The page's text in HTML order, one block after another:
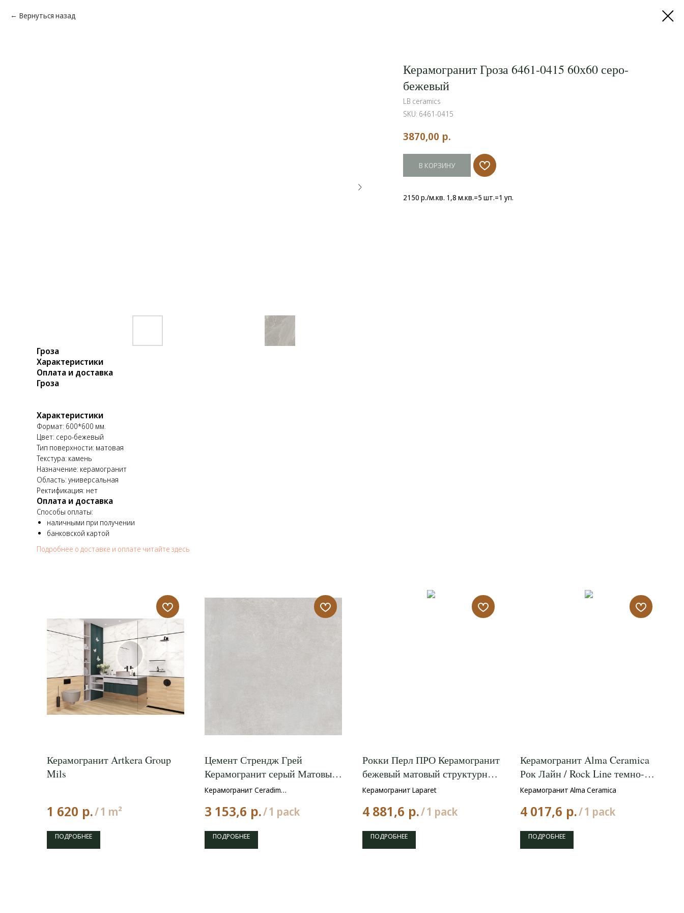
Вернуться назад
Керамогранит Гроза 6461-0415 60х60 серо-
бежевый
LB ceramics
SKU: 6461-0415
3870,00 р.
В КОРЗИНУ
2150 р./м.кв. 1,8 м.кв.=5 шт.=1 уп.
Гроза
Характеристики
Оплата и доставка
Гроза
Характеристики
Формат: 600*600 мм.
Цвет: серо-бежевый
Тип поверхности: матовая
Текстура: камень
Назначение: керамогранит
Область: универсальная
Ректификация: нет
Оплата и доставка
Способы оплаты:
наличными при получении
банковской картой
Подробнее о доставке и оплате читайте здесь
Керамогранит Artkera Group
Mils
1 620 р./1 m²
ПОДРОБНЕЕ
Цемент Стрендж Грей
Керамогранит серый Матовый
60x60
Керамогранит Ceradim
3 153,6 р./1 pack
ПОДРОБНЕЕ
Рокки Перл ПРО Керамогранит
бежевый матовый структурный
/a КР 60x120
Керамогранит Laparet
4 881,6 р./1 pack
ПОДРОБНЕЕ
Керамогранит Alma Ceramica
Рок Лайн / Rock Line темно-
серый 600x1200
Керамогранит Alma Ceramica
4 017,6 р./1 pack
ПОДРОБНЕЕ